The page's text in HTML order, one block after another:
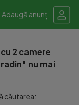
Adaugă anunț
2 camere
nu mai
căutarea: